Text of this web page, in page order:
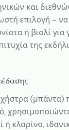
και
επιλογή –
ή βιολί για
της
(μπάντα)
ή κλαρίνο,